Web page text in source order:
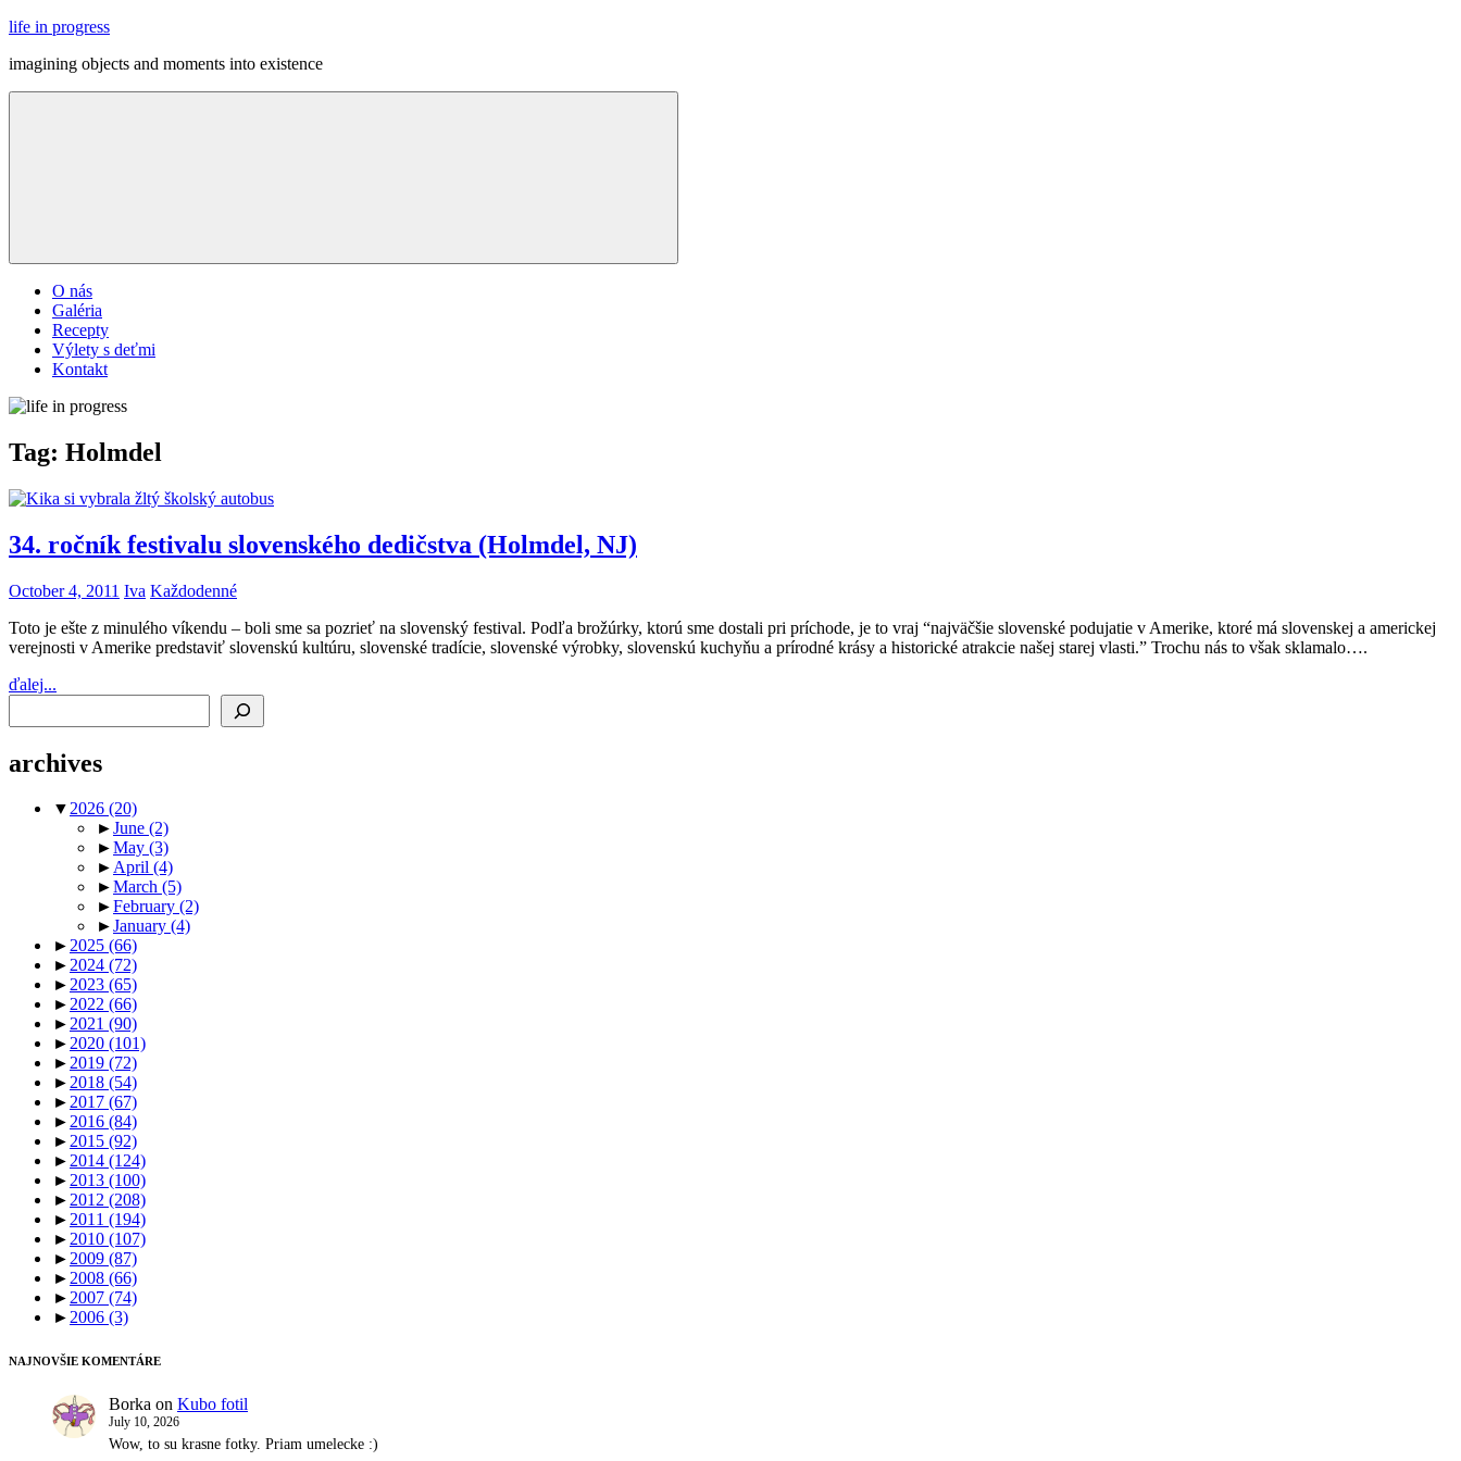
Skip
content
life in progress
imagining objects and moments into existence
Menu
O nás
Galéria
Recepty
Výlety s deťmi
Kontakt
Tag: Holmdel
34. ročník festivalu slovenského dedičstva (Holmdel, NJ)
October 4, 2011 Iva Každodenné
Toto je ešte z minulého víkendu – boli sme sa pozrieť na slovenský festival. Podľa brožúrky, ktorú sme dostali pri príchode, je to vraj “najväčšie slovenské podujatie v Amerike, ktoré má slovenskej a americkej
verejnosti v Amerike predstaviť slovenskú kultúru, slovenské tradície, slovenské výrobky, slovenskú kuchyňu a prírodné krásy a historické atrakcie našej starej vlasti.” Trochu nás to však sklamalo….
ďalej...
archives
▼2026 (20)
►June (2)
►May (3)
►April (4)
►March (5)
►February (2)
►January (4)
►2025 (66)
►2024 (72)
►2023 (65)
►2022 (66)
►2021 (90)
►2020 (101)
►2019 (72)
►2018 (54)
►2017 (67)
►2016 (84)
►2015 (92)
►2014 (124)
►2013 (100)
►2012 (208)
►2011 (194)
►2010 (107)
►2009 (87)
►2008 (66)
►2007 (74)
►2006 (3)
NAJNOVŠIE KOMENTÁRE
Borka on Kubo fotil
July 10, 2026
Wow, to su krasne fotky. Priam umelecke :)